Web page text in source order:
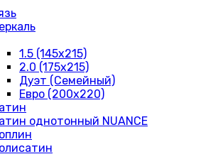
1.5 (145х215)
2.0 (175х215)
Дуэт (Семейный)
Евро (200х220)
однотонный NUANCE